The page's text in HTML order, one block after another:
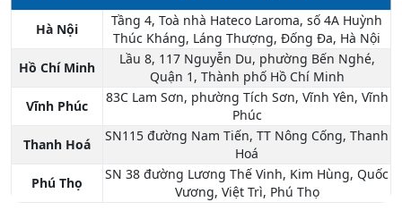
Hà Nội
Tầng 4, Toà nhà Hateco Laroma, số 4A Huỳnh
Thúc Kháng, Láng Thượng, Đống Đa, Hà Nội
Hồ Chí Minh
Lầu 8, 117 Nguyễn Du, phường Bến Nghé,
Quận 1, Thành phố Hồ Chí Minh
Vĩnh Phúc
83C Lam Sơn, phường Tích Sơn, Vĩnh Yên, Vĩnh
Phúc
Thanh Hoá
SN115 đường Nam Tiến, TT Nông Cống, Thanh
Hoá
Phú Thọ
SN 38 đường Lương Thế Vinh, Kim Hùng, Quốc
Vương, Việt Trì, Phú Thọ